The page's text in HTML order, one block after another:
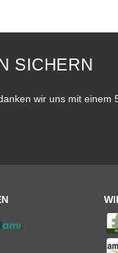
SICHERN
wir uns mit einem